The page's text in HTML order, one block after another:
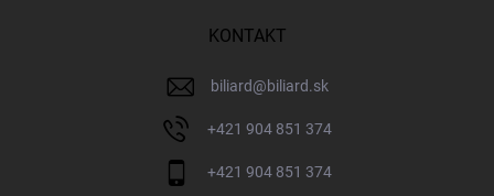
KONTAKT
biliard@biliard.sk
+421 904 851 374
+421 904 851 374